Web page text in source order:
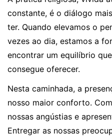
constante, é o diálogo
ter. Quando elevamos o
vezes ao dia, estamos a
encontrar um equilíbrio
consegue oferecer.
Nesta caminhada, a
nosso maior conforto.
nossas angústias e
Entregar as nossas